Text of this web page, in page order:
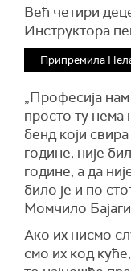
Већ четири
Инструктора
Припремила
„Професија
просто ту нема
бенд који
године, није
године, а да
било је и по
Момчило
Ако их нисмо
смо их код